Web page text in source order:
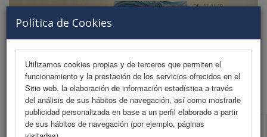
Política de Cookies
Utilizamos cookies propias y de terceros que permiten el
funcionamiento y la prestación de los servicios ofrecidos en el
Sitio web, la elaboración de información estadística a través
del análisis de sus hábitos de navegación, así como mostrarle
publicidad personalizada en base a un perfil elaborado a partir
de sus hábitos de navegación (por ejemplo, páginas
MENU
Formulario de contacto